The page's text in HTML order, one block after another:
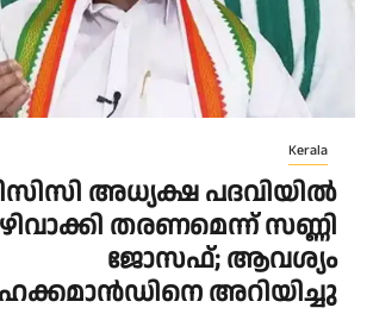
Kerala
അധ്യക്ഷ പദവിയില്‍
തരണമെന്ന് സണ്ണി
ജോസഫ്; ആവശ്യം
അറിയിച്ചു